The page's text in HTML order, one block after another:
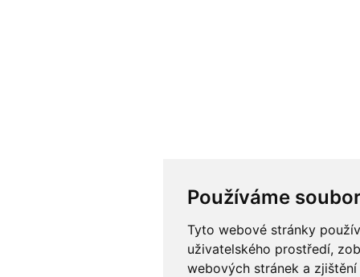
Používáme
Tyto webové stránky
uživatelského prostředí,
webových stránek a